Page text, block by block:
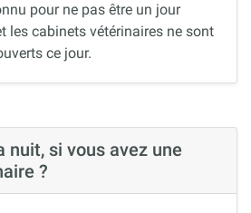
pour ne pas être un jour
les cabinets vétérinaires ne sont
ce jour.
nuit, si vous avez une
?